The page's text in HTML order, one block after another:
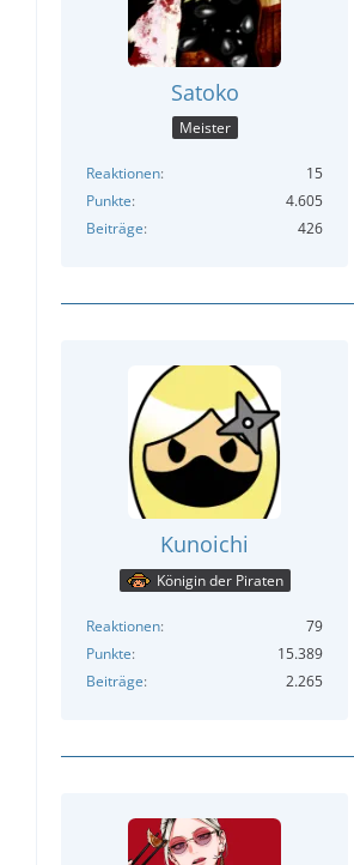
Satoko
Meister
Reaktionen
15
Punkte
4.605
Beiträge
426
Kunoichi
Königin der Piraten
Reaktionen
79
Punkte
15.389
Beiträge
2.265